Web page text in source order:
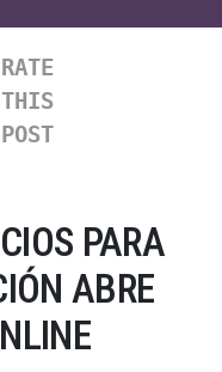
RATE
THIS
POST
PARA
ABRE